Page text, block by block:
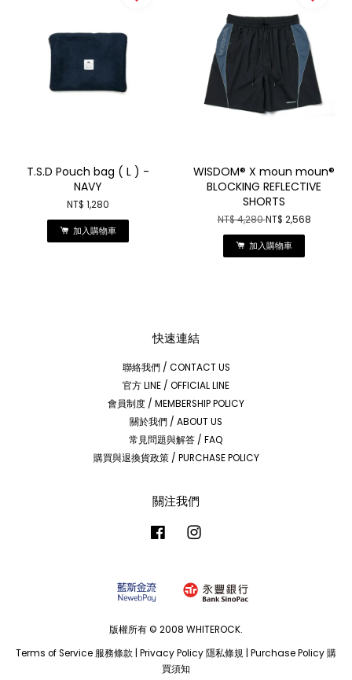
T.S.D Pouch bag ( L ) -
NAVY
NT$ 1,280
加入購物車
WISDOM® X moun moun®
BLOCKING REFLECTIVE
SHORTS
NT$ 4,280NT$ 2,568
加入購物車
快速連結
聯絡我們 / CONTACT US
官方 LINE / OFFICIAL LINE
會員制度 / MEMBERSHIP POLICY
關於我們 / ABOUT US
常見問題與解答 / FAQ
購買與退換貨政策 / PURCHASE POLICY
關注我們
Facebook
版權所有 © 2008 WHITEROCK.
Terms of Service 服務條款
Privacy Policy 隱私條規 Purchase Policy 購
買須知